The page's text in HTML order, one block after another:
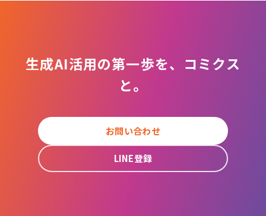
生成AI活用の第一歩を、コミクス
と。
お問い合わせ
LINE登録